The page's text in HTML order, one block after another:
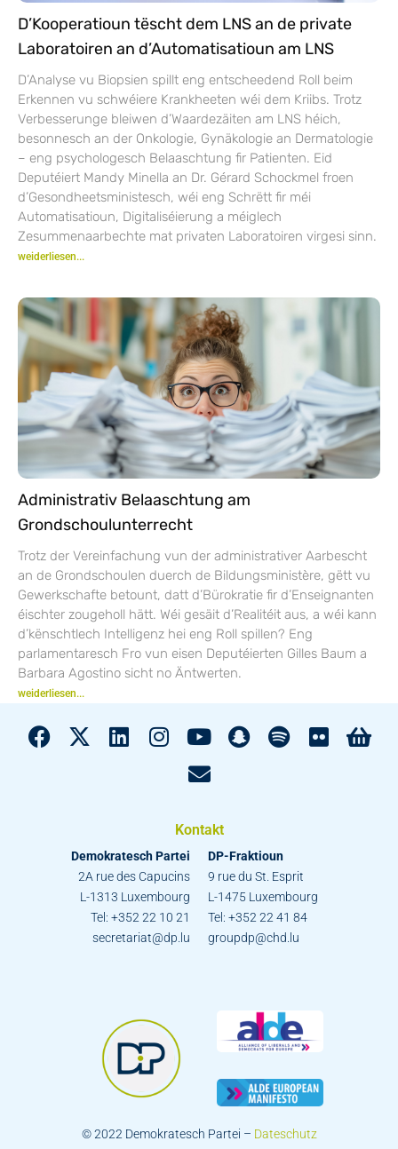
D’Kooperatioun tëscht dem LNS an de private
Laboratoiren an d’Automatisatioun am LNS
D’Analyse vu Biopsien spillt eng entscheedend Roll beim
Erkennen vu schwéiere Krankheeten wéi dem Kriibs. Trotz
Verbesserunge bleiwen d’Waardezäiten am LNS héich,
besonnesch an der Onkologie, Gynäkologie an Dermatologie
– eng psychologesch Belaaschtung fir Patienten. Eid
Deputéiert Mandy Minella an Dr. Gérard Schockmel froen
d’Gesondheetsministesch, wéi eng Schrëtt fir méi
Automatisatioun, Digitaliséierung a méiglech
Zesummenaarbechte mat privaten Laboratoiren virgesi sinn.
weiderliesen...
Administrativ Belaaschtung am
Grondschoulunterrecht
Trotz der Vereinfachung vun der administrativer Aarbescht
an de Grondschoulen duerch de Bildungsministère, gëtt vu
Gewerkschafte betount, datt d’Bürokratie fir d’Enseignanten
éischter zougeholl hätt. Wéi gesäit d’Realitéit aus, a wéi kann
d’kënschtlech Intelligenz hei eng Roll spillen? Eng
parlamentaresch Fro vun eisen Deputéierten Gilles Baum a
Barbara Agostino sicht no Äntwerten.
weiderliesen...
Kontakt
Demokratesch Partei
2A rue des Capucins
L-1313 Luxembourg
Tel: +352 22 10 21
secretariat@dp.lu
DP-Fraktioun
9 rue du St. Esprit
L-1475 Luxembourg
Tel: +352 22 41 84
groupdp@chd.lu
© 2022 Demokratesch Partei – Dateschutz